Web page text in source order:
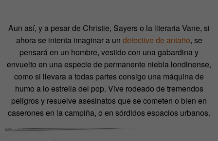
Aun así, y a pesar de Christie, Sayers o la literaria Vane, si
ahora se intenta imaginar a un detective de antaño, se
pensará en un hombre, vestido con una gabardina y
envuelto en una especie de permanente niebla londinense,
como si llevara a todas partes consigo una máquina de
humo a lo estrella del pop. Vive rodeado de tremendos
peligros y resuelve asesinatos que se cometen o bien en
caserones en la campiña, o en sórdidos espacios urbanos.